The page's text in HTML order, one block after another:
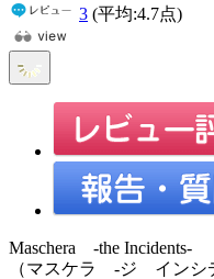
3 (平均:4.7点)
Maschera -the Incidents-
（マスケラ -ジ インシ